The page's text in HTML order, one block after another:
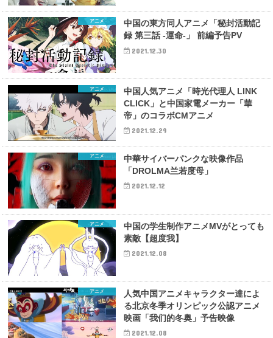
アニメ
中国の東方同人アニメ「秘封活動記
録 第三話 -運命-」 前編予告PV
2021.12.30
アニメ
中国人気アニメ「時光代理人 LINK
CLICK」と中国家電メーカー「華
帝」のコラボCMアニメ
2021.12.29
アニメ
中華サイバーパンクな映像作品
「DROLMA兰若度母」
2021.12.12
アニメ
中国の学生制作アニメMVがとっても
素敵【超度我】
2021.12.08
アニメ
人気中国アニメキャラクター達によ
る北京冬季オリンピック公認アニメ
映画「我们的冬奥」予告映像
2021.12.08